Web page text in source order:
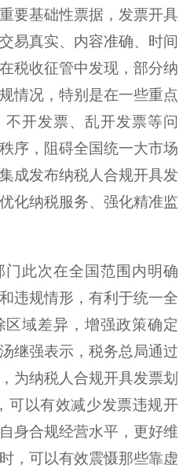
要基础性票据，发票开具
易真实、内容准确、时间
税收征管中发现，部分纳
情况，特别是在一些重点
开发票、乱开发票等问
序，阻碍全国统一大市场
成发布纳税人合规开具发
化纳税服务、强化精准监
此次在全国范围内明确
违规情形，有利于统一全
区域差异，增强政策确定
继强表示，税务总局通过
为纳税人合规开具发票划
可以有效减少发票违规开
身合规经营水平，更好维
，可以有效震慑那些靠虚